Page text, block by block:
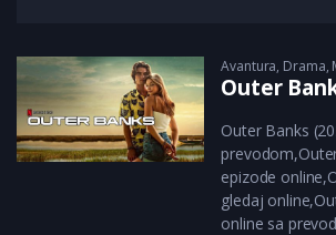
Avantura, Drama,
Outer
Outer Banks
epizode
gledaj
online sa